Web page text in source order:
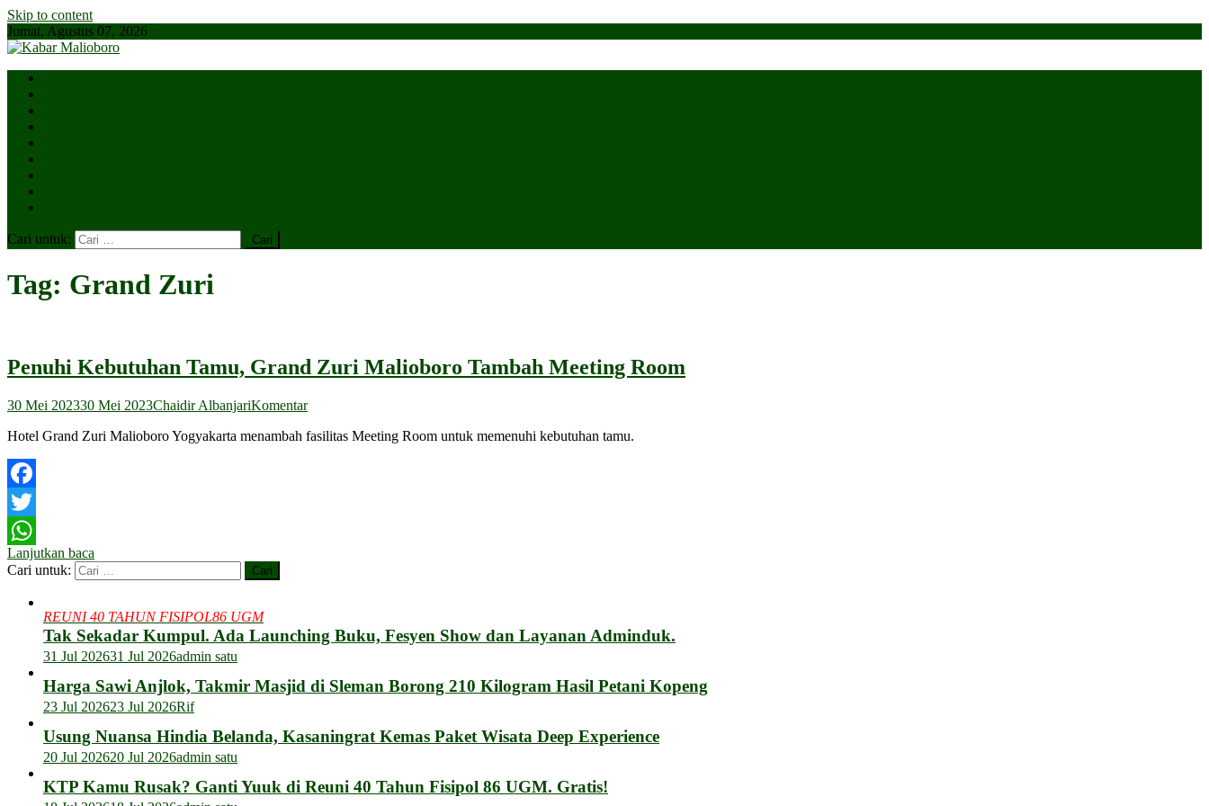
Skip to content
Jumat, Agustus 07, 2026
Cari untuk:
Tag: Grand Zuri
Penuhi Kebutuhan Tamu, Grand Zuri Malioboro Tambah Meeting Room
30 Mei 202330 Mei 2023Chaidir AlbanjariKomentar
Hotel Grand Zuri Malioboro Yogyakarta menambah fasilitas Meeting Room untuk memenuhi kebutuhan tamu.
Facebook
Twitter
WhatsApp
Lanjutkan baca
Cari untuk:
REUNI 40 TAHUN FISIPOL86 UGM
Tak Sekadar Kumpul. Ada Launching Buku, Fesyen Show dan Layanan Adminduk.
31 Jul 202631 Jul 2026admin satu
Harga Sawi Anjlok, Takmir Masjid di Sleman Borong 210 Kilogram Hasil Petani Kopeng
23 Jul 202623 Jul 2026Rif
Usung Nuansa Hindia Belanda, Kasaningrat Kemas Paket Wisata Deep Experience
20 Jul 202620 Jul 2026admin satu
KTP Kamu Rusak? Ganti Yuuk di Reuni 40 Tahun Fisipol 86 UGM. Gratis!